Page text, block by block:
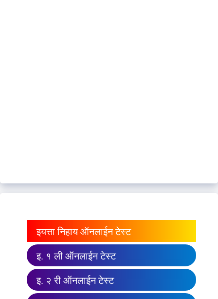
इयत्ता निहाय ऑनलाईन टेस्ट
इ. १ ली ऑनलाईन टेस्ट
इ. २ री ऑनलाईन टेस्ट